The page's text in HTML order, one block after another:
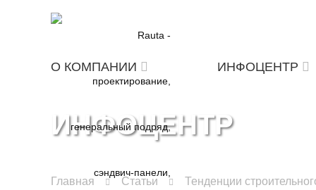
О КОМПАНИИ ИНФОЦЕНТР
ИНФОЦЕНТР
Главная Статьи Тенденции